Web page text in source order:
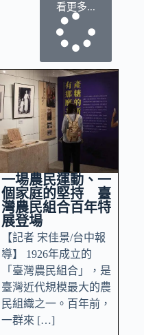
看更多...
一場農民運動、一
個家庭的堅持 臺
灣農民組合百年特
展登場
【記者 宋佳景/台中報
導】 1926年成立的
「臺灣農民組合」，是
臺灣近代規模最大的農
民組織之一。百年前，
一群來 […]